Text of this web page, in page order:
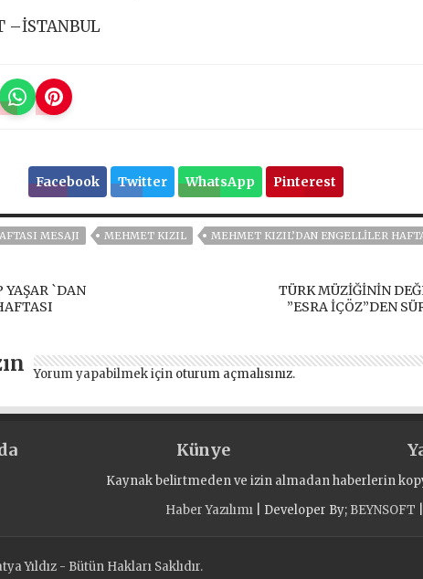
–İSTANBUL
Facebook Twitter WhatsApp Pinterest
MESAJI MEHMET KIZIL MEHMET KIZIL’DAN ENGELLILER
YAŞAR `DAN
TÜRK MÜZİĞİNİN
”ESRA İÇÖZ”DEN
Yorum yapabilmek için oturum açmalısınız.
Künye
Kaynak belirtmeden ve izin almadan haberlerin
Haber Yazılımı| Developer By; BEYNSOFT
Yıldız - Bütün Hakları Saklıdır.